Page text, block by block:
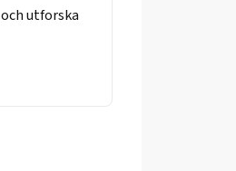
och utforska